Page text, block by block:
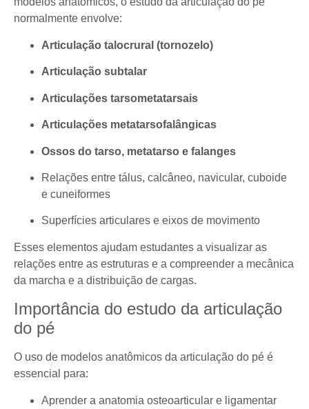
normalmente envolve:
Articulação talocrural (tornozelo)
Articulação subtalar
Articulações tarsometatarsais
Articulações metatarsofalângicas
Ossos do tarso, metatarso e falanges
Relações entre tálus, calcâneo, navicular, cuboide
e cuneiformes
Superfícies articulares e eixos de movimento
Esses elementos ajudam estudantes a visualizar as
relações entre as estruturas e a compreender a mecânica
da marcha e a distribuição de cargas.
Importância do estudo da articulação
do pé
O uso de modelos anatômicos da articulação do pé é
essencial para:
Aprender a anatomia osteoarticular e ligamentar